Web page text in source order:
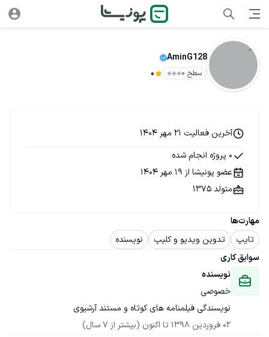
AminG128
سطح ۰ 0
مهارت‌ها
تایپ
تدوین ویدیو و کلیپ
نویسنده
سوابق کاری
نویسنده
خصوصی
نویسندگی فیلمنامه های کوتاه و مستند آرشیوی
02 فروردین 1398
تا اکنون (بیشتر از 7 سال)
آخرین فعالیت 21 مهر 1404
0 پروژه انجام شده
عضو پونیشا از 19 مهر 1404
متولد 1375